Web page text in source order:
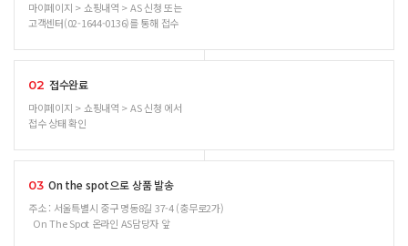
마이페이지 > 쇼핑내역 > AS 신청 또는
고객센터(02-1644-0136)를 통해 접수
02 접수완료
마이페이지 > 쇼핑내역 > AS 신청 에서
접수 상태 확인
03 On the spot으로 상품 발송
주소 : 서울특별시 중구 명동8길 37-4 (충무로2가)
On The Spot 온라인 AS담당자 앞